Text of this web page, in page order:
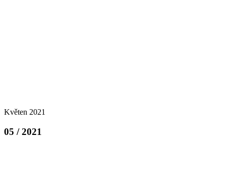
Květen 2021
05 / 2021